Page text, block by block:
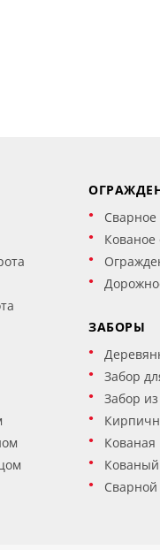
ЗАБОРЫ
Забор
Забор
Кованая
Сварной